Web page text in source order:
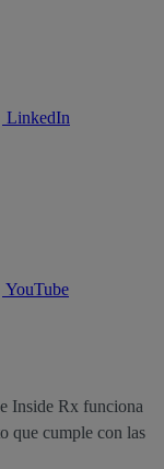
LinkedIn
YouTube
Inside Rx funciona
que cumple con las